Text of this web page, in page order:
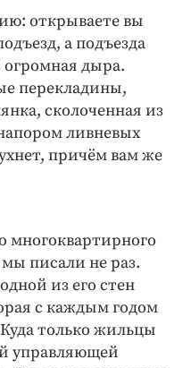
открываете вы
а подъезда
огромная дыра.
перекладины,
сколоченная из
ливневых
причём вам же
многоквартирного
писали не раз.
из его стен
с каждым годом
только жильцы
управляющей